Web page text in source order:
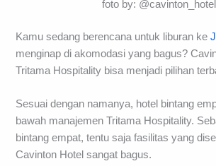
foto by: @cavinton_hotel
Kamu sedang berencana untuk liburan ke
menginap di akomodasi yang bagus?
Tritama Hospitality bisa menjadi pilihan
Sesuai dengan namanya, hotel bintang
bawah manajemen Tritama Hospitality.
bintang empat, tentu saja fasilitas yang
Cavinton Hotel sangat bagus.